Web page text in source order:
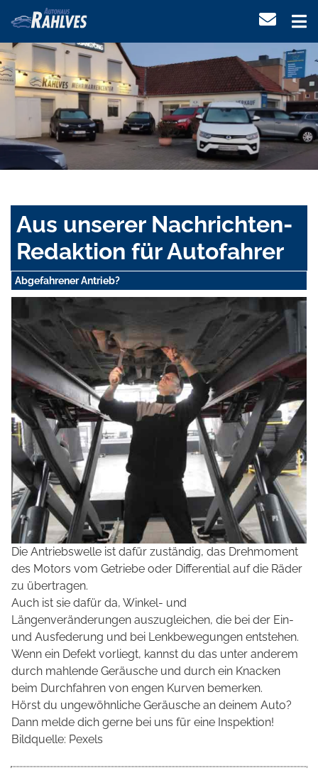
Aus unserer Nachrichten-
Redaktion für Autofahrer
Abgefahrener Antrieb?
Die Antriebswelle ist dafür zuständig, das Drehmoment
des Motors vom Getriebe oder Differential auf die Räder
zu übertragen.
Auch ist sie dafür da, Winkel- und
Längenveränderungen auszugleichen, die bei der Ein-
und Ausfederung und bei Lenkbewegungen entstehen.
Wenn ein Defekt vorliegt, kannst du das unter anderem
durch mahlende Geräusche und durch ein Knacken
beim Durchfahren von engen Kurven bemerken.
Hörst du ungewöhnliche Geräusche an deinem Auto?
Dann melde dich gerne bei uns für eine Inspektion!
Bildquelle: Pexels